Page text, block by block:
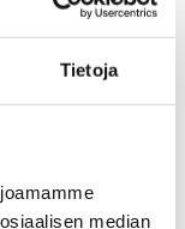
Tietoja
median